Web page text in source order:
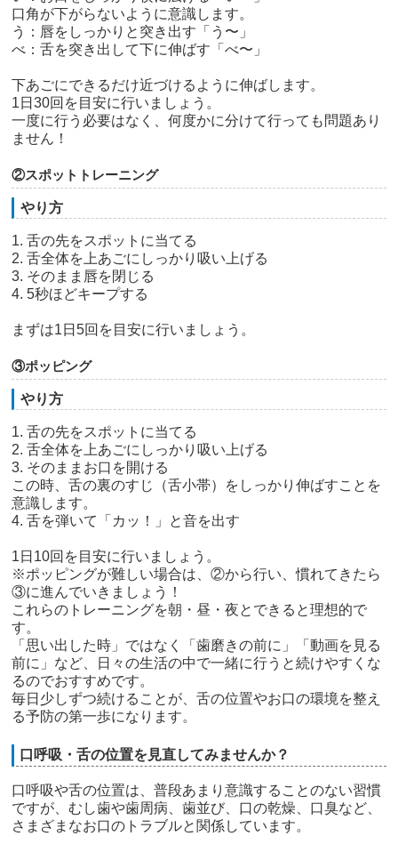
口角が下がらないように意識します。
う：唇をしっかりと突き出す「う〜」
べ：舌を突き出して下に伸ばす「べ〜」
下あごにできるだけ近づけるように伸ばします。
1日30回を目安に行いましょう。
一度に行う必要はなく、何度かに分けて行っても問題あり
ません！
②スポットトレーニング
やり方
1. 舌の先をスポットに当てる
2. 舌全体を上あごにしっかり吸い上げる
3. そのまま唇を閉じる
4. 5秒ほどキープする
まずは1日5回を目安に行いましょう。
③ポッピング
やり方
1. 舌の先をスポットに当てる
2. 舌全体を上あごにしっかり吸い上げる
3. そのままお口を開ける
この時、舌の裏のすじ（舌小帯）をしっかり伸ばすことを
意識します。
4. 舌を弾いて「カッ！」と音を出す
1日10回を目安に行いましょう。
※ポッピングが難しい場合は、②から行い、慣れてきたら
③に進んでいきましょう！
これらのトレーニングを朝・昼・夜とできると理想的で
す。
「思い出した時」ではなく「歯磨きの前に」「動画を見る
前に」など、日々の生活の中で一緒に行うと続けやすくな
るのでおすすめです。
毎日少しずつ続けることが、舌の位置やお口の環境を整え
る予防の第一歩になります。
口呼吸・舌の位置を見直してみませんか？
口呼吸や舌の位置は、普段あまり意識することのない習慣
ですが、むし歯や歯周病、歯並び、口の乾燥、口臭など、
さまざまなお口のトラブルと関係しています。